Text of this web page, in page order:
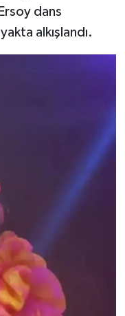
dans
alkışlandı.